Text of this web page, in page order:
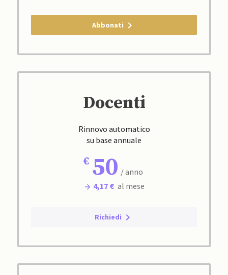
Abbonati
Docenti
Rinnovo automatico
su base annuale
50 / anno
4,17 € al mese
Richiedi